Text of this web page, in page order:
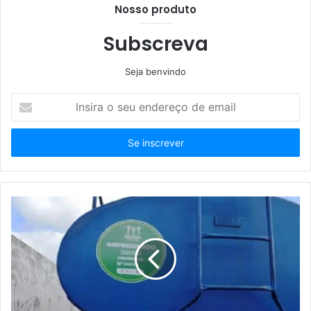
Nosso produto
Subscreva
Seja benvindo
seu
de
email